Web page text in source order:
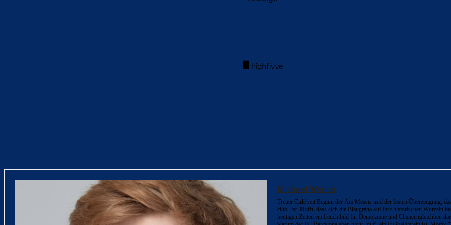
Michael Weilch
Treuer Culé seit Beginn der Ära Messis und der festen Überzeugung,
club" ist. Hofft, dass sich die Blaugrana auf ihre historischen Wurzeln
heutigen Zeiten ein Leuchtbild für Demokratie und Chancengleichheit